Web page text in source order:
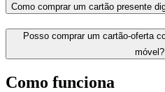
Como comprar um cartão presente
Posso comprar um cartão-oferta
móvel?
Como funciona